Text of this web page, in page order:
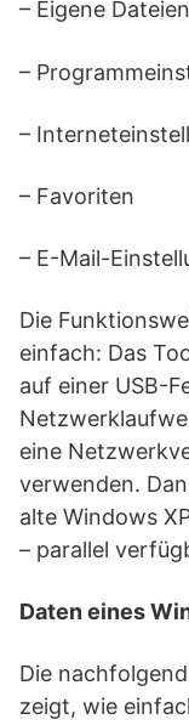
– Eigene
–
–
– Favoriten
– E-Mail-
Die
einfach: Das
auf einer USB-
eine
verwenden.
alte Windows
– parallel
Daten eines
Die
zeigt, wie